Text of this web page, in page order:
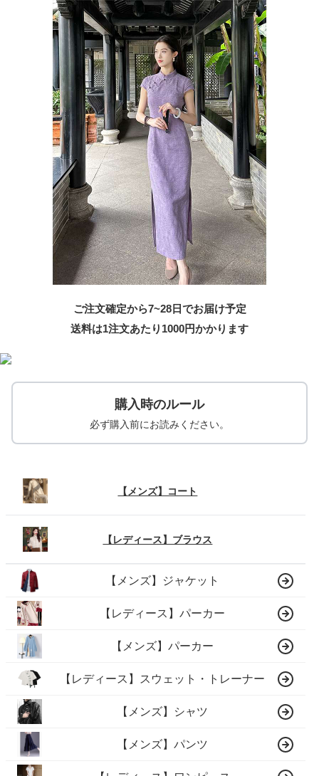
ご注文確定から7~28日でお届け予定
送料は1注文あたり 1000円かかります
購入時のルール
必ず購入前にお読みください。
【メンズ】コート
【レディース】ブラウス
【メンズ】ジャケット
【レディース】パーカー
【メンズ】パーカー
【レディース】スウェット・トレーナー
【メンズ】シャツ
【メンズ】パンツ